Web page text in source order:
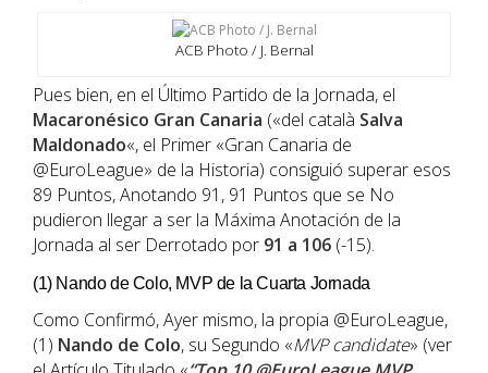
ACB Photo / J. Bernal
Pues bien, en el Último Partido de la Jornada, el
Macaronésico Gran Canaria («del català Salva
Maldonado«, el Primer «Gran Canaria de
@EuroLeague» de la Historia) consiguió superar esos
89 Puntos, Anotando 91, 91 Puntos que se No
pudieron llegar a ser la Máxima Anotación de la
Jornada al ser Derrotado por 91 a 106 (-15).
(1) Nando de Colo, MVP de la Cuarta Jornada
Como Confirmó, Ayer mismo, la propia @EuroLeague,
(1) Nando de Colo, su Segundo «MVP candidate» (ver